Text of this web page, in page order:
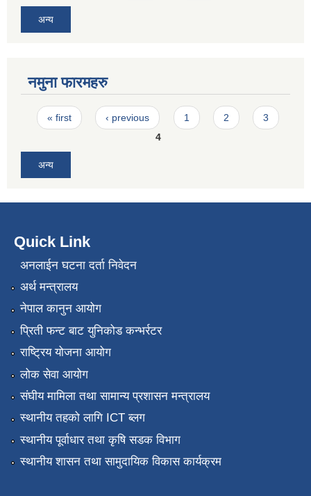
अन्य
नमुना फारमहरु
Pages
« first ‹ previous 1 2
3
4
अन्य
Quick Link
अनलाईन घटना दर्ता निवेदन
अर्थ मन्त्रालय
नेपाल कानुन आयोग
प्रिती फन्ट बाट युनिकोड कन्भर्रटर
राष्ट्रिय योजना आयोग
लोक सेवा आयोग
संघीय मामिला तथा सामान्य प्रशासन मन्त्रालय
स्थानीय तहको लागि ICT ब्लग
स्थानीय पूर्वाधार तथा कृषि सडक विभाग
स्थानीय शासन तथा सामुदायिक विकास कार्यक्रम